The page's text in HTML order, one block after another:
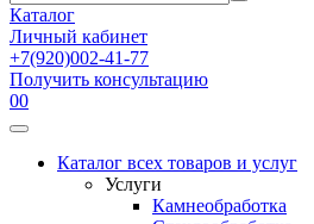
Каталог
Личный кабинет
+7(920)002-41-77
Получить консультацию
00
Каталог всех товаров и услуг
Услуги
Камнеобработка